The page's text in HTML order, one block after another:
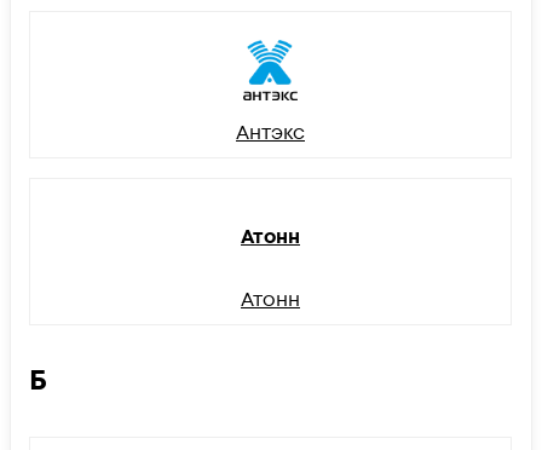
Антэкс
Атонн
Атонн
Б